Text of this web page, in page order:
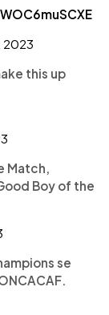
2023
this up
Match,
Boy of the
se